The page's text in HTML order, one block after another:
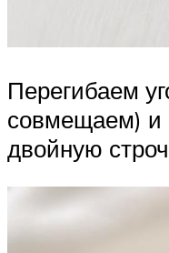
Перегибаем
совмещаем) и
двойную